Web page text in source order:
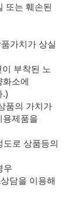
또는 훼손된
가치가 상실
부착된 노
화소에
.)
품의 가치가
용제품을
로 상품등의
우
담을 이용해